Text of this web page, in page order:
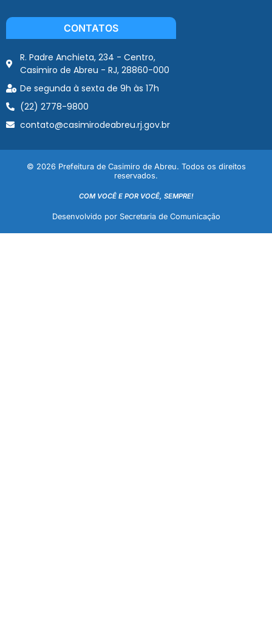
CONTATOS
R. Padre Anchieta, 234 - Centro,
Casimiro de Abreu - RJ, 28860-000
De segunda à sexta de 9h às 17h
(22) 2778-9800
contato@casimirodeabreu.rj.gov.br
© 2026 Prefeitura de Casimiro de Abreu. Todos os direitos
reservados.
COM VOCÊ E POR VOCÊ, SEMPRE!
Desenvolvido por Secretaria de Comunicação